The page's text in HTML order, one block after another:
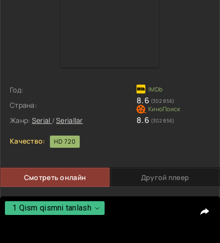
Год:
Страна:
Жанр: Serial /Seriallar
8.6 (302 856)
8.6 (302 856)
Качество: HD 720
Смотреть онлайн Другой плеер
1 Qism qismni tanlash